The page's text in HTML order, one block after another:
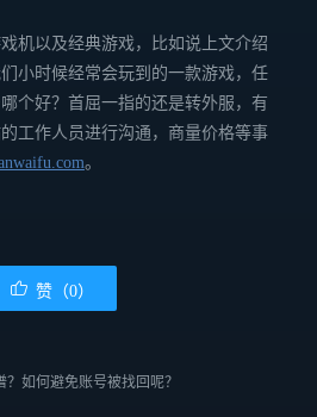
以及经典游戏，比如说上文介绍
小时候经常会玩到的一款游戏，任
个好？首屈一指的还是转外服，有
工作人员进行沟通，商量价格等事
。
赞（0）
如何避免账号被找回呢？